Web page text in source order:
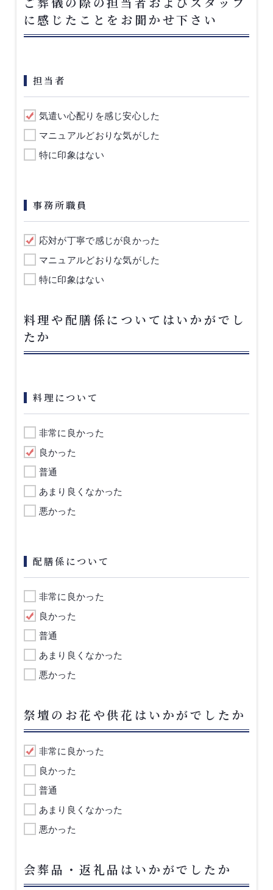
に感じたことをお聞かせ下さい
担当者
気遣い心配りを感じ安心した
マニュアルどおりな気がした
特に印象はない
事務所職員
応対が丁寧で感じが良かった
マニュアルどおりな気がした
特に印象はない
料理や配膳係についてはいかがでし
たか
料理について
非常に良かった
良かった
普通
あまり良くなかった
悪かった
配膳係について
非常に良かった
良かった
普通
あまり良くなかった
悪かった
祭壇のお花や供花はいかがでしたか
非常に良かった
良かった
普通
あまり良くなかった
悪かった
会葬品・返礼品はいかがでしたか